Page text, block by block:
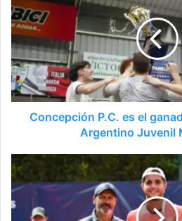
Concepción P.C. es el
Argentino Juvenil